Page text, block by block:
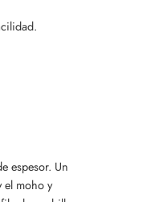
espesor. Un
moho y